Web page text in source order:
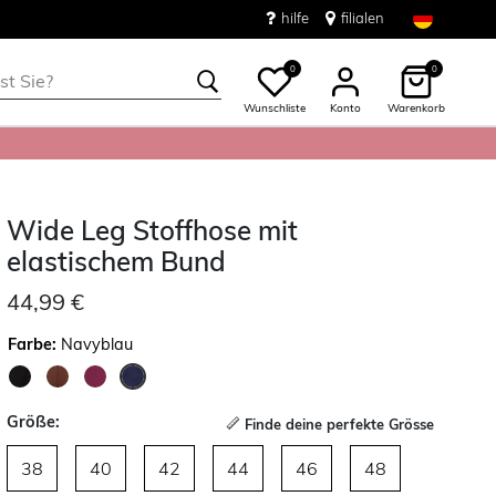
hilfe filialen
0
Wunschliste Konto
0
Warenkorb
Wide Leg Stoffhose mit
elastischem Bund
44,99 €
Farbe: Navyblau
Größe: Finde deine perfekte Grösse
38 40 42 44 46 48